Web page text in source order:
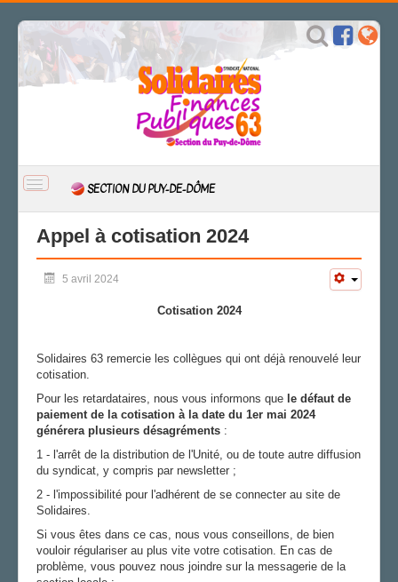
BASCULER
NAVIGATION
SECTION DU PUY-DE-DÔME
CSAL
Archives
LA SECTION
AGENDA
ADHÉRER
Appel à cotisation 2024
5 avril 2024
Cotisation 2024
Solidaires 63 remercie les collègues qui ont déjà renouvelé leur
cotisation.
Pour les retardataires, nous vous informons que le défaut de
paiement de la cotisation à la date du 1er mai 2024
générera plusieurs désagréments :
1 - l'arrêt de la distribution de l'Unité, ou de toute autre diffusion
du syndicat, y compris par newsletter ;
2 - l'impossibilité pour l'adhérent de se connecter au site de
Solidaires.
Si vous êtes dans ce cas, nous vous conseillons, de bien
vouloir régulariser au plus vite votre cotisation. En cas de
problème, vous pouvez nous joindre sur la messagerie de la